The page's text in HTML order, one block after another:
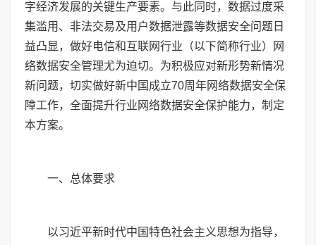
字经济发展的关键生产要素。与此同时，数据过度采
集滥用、非法交易及用户数据泄露等数据安全问题日
益凸显，做好电信和互联网行业（以下简称行业）网
络数据安全管理尤为迫切。为积极应对新形势新情况
新问题，切实做好新中国成立70周年网络数据安全保
障工作，全面提升行业网络数据安全保护能力，制定
本方案。
一、总体要求
以习近平新时代中国特色社会主义思想为指导，